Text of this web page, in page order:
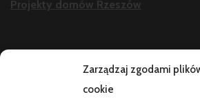
Zarządzaj zgodami
cookie
Projekty domów Rzeszów
Telefon zawiesza się i wyłącza pod